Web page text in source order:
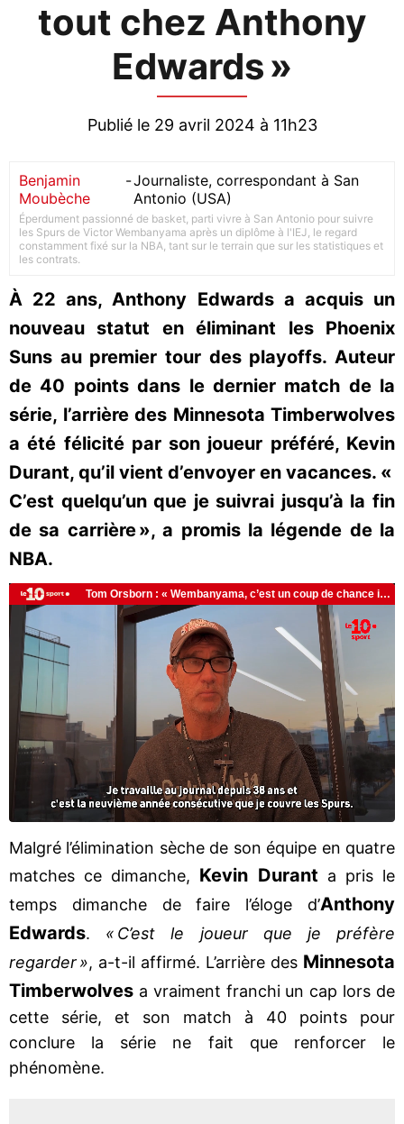
tout chez Anthony
Edwards »
Publié le 29 avril 2024 à 11h23
Benjamin
Moubèche
-Journaliste, correspondant à San
Antonio (USA)
Éperdument passionné de basket, parti vivre à San Antonio pour suivre
les Spurs de Victor Wembanyama après un diplôme à l'IEJ, le regard
constamment fixé sur la NBA, tant sur le terrain que sur les statistiques et
les contrats.
À 22 ans, Anthony Edwards a acquis un
nouveau statut en éliminant les Phoenix
Suns au premier tour des playoffs. Auteur
de 40 points dans le dernier match de la
série, l’arrière des Minnesota Timberwolves
a été félicité par son joueur préféré, Kevin
Durant, qu’il vient d’envoyer en vacances. «
C’est quelqu’un que je suivrai jusqu’à la fin
de sa carrière », a promis la légende de la
NBA.
Malgré l’élimination sèche de son équipe en quatre
matches ce dimanche, Kevin Durant a pris le
temps dimanche de faire l’éloge d’Anthony
Edwards. « C’est le joueur que je préfère
regarder », a-t-il affirmé. L’arrière des Minnesota
Timberwolves a vraiment franchi un cap lors de
cette série, et son match à 40 points pour
conclure la série ne fait que renforcer le
phénomène.